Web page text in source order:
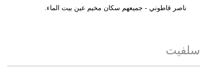
ناصر قاطوني - جميعهم سكان مخيم عين بيت الماء.
سلفيت